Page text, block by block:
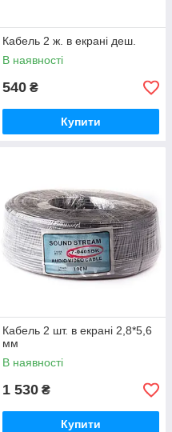
Кабель 2 ж. в екрані деш.
В наявності
540 ₴
Купити
Кабель 2 шт. в екрані 2,8*5,6
мм
В наявності
1 530 ₴
Купити